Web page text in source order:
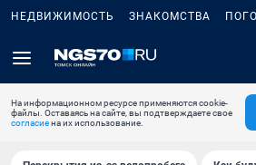
НЕДВИЖИМОСТЬ ЗНАКОМСТВА
На информационном ресурсе применяются cookie-
файлы. Оставаясь на сайте, вы подтверждаете свое
согласиена их использование.